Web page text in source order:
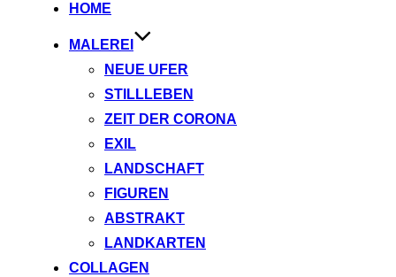
HOME
MALEREI
NEUE UFER
STILLLEBEN
ZEIT DER CORONA
EXIL
LANDSCHAFT
FIGUREN
ABSTRAKT
LANDKARTEN
COLLAGEN